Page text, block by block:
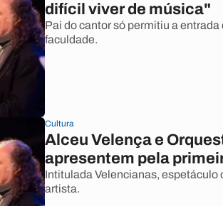
difícil viver de música"
Pai do cantor só permitiu a
faculdade.
Cultura
Alceu Velença e
apresentem pela
Intitulada Velencianas, espetáculo
artista.